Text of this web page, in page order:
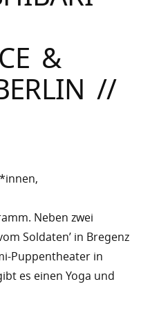
&
//
Neben zwei
Soldaten’ in Bregenz
Puppentheater in
es einen Yoga und